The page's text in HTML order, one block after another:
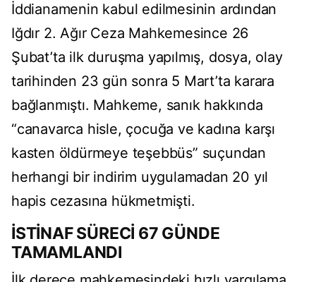
İddianamenin kabul edilmesinin ardından
Iğdır 2. Ağır Ceza Mahkemesince 26
Şubat’ta ilk duruşma yapılmış, dosya, olay
tarihinden 23 gün sonra 5 Mart’ta karara
bağlanmıştı. Mahkeme, sanık hakkında
“canavarca hisle, çocuğa ve kadına karşı
kasten öldürmeye teşebbüs” suçundan
herhangi bir indirim uygulamadan 20 yıl
hapis cezasına hükmetmişti.
İSTİNAF SÜRECİ 67 GÜNDE
TAMAMLANDI